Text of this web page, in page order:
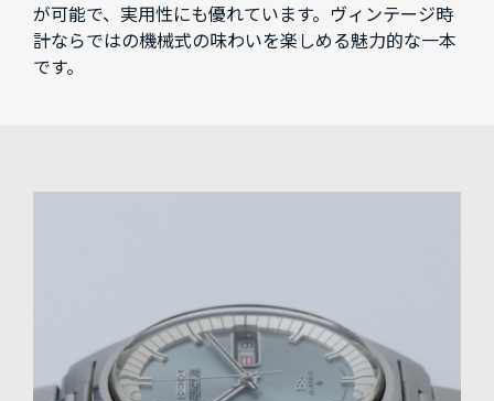
が可能で、実用性にも優れています。ヴィンテージ時
計ならではの機械式の味わいを楽しめる魅力的な一本
です。